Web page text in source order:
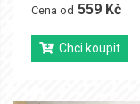
Cena od 559 Kč
Chci koupit